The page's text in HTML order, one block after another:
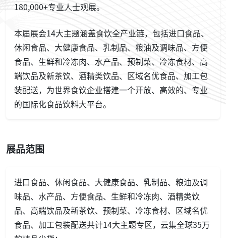
180,000+专业人士观展。
本届展会14大主题涵盖食饮全产业链，包括进口食品、
休闲食品、大健康食品、乳制品、粮油及调味品、方便
食品、生鲜和冷冻肉、水产品、预制菜、冷冻食材、高
端饮品及新茶饮、酒精类饮品、区域名优食品、加工包
装配送，为世界食饮企业搭建一个开放、高效的、专业
的国际化食品饮料大平台。
展品范围
进口食品、休闲食品、大健康食品、乳制品、粮油及调
味品、水产品、方便食品、生鲜和冷冻肉、酒精类饮
品、高端饮品及新茶饮、预制菜、冷冻食材、区域名优
食品、加工包装配送共计14大主题专区，云集全球35万